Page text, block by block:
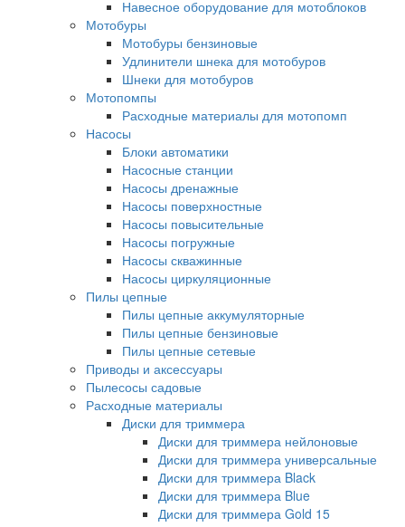
Навесное оборудование для мотоблоков
Мотобуры
Мотобуры бензиновые
Удлинители шнека для мотобуров
Шнеки для мотобуров
Мотопомпы
Расходные материалы для мотопомп
Насосы
Блоки автоматики
Насосные станции
Насосы дренажные
Насосы поверхностные
Насосы повысительные
Насосы погружные
Насосы скважинные
Насосы циркуляционные
Пилы цепные
Пилы цепные аккумуляторные
Пилы цепные бензиновые
Пилы цепные сетевые
Приводы и аксессуары
Пылесосы садовые
Расходные материалы
Диски для триммера
Диски для триммера нейлоновые
Диски для триммера универсальные
Диски для триммера Black
Диски для триммера Blue
Диски для триммера Gold 15